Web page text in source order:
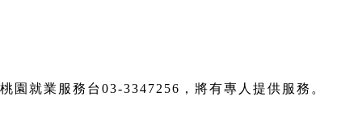
桃園就業服務台03-3347256，將有專人提供服務。